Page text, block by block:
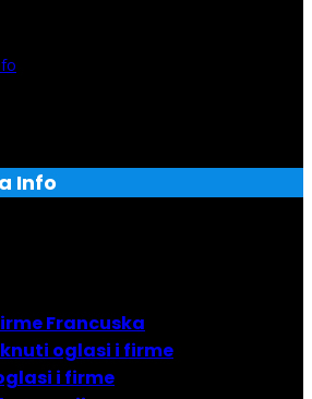
Info
Francuska
oglasi i firme
i firme